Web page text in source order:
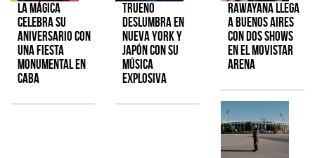
La Mágica
celebra su
aniversario con
una fiesta
monumental en
CABA
TRUENO
deslumbra en
Nueva York y
Japón con su
música
explosiva
Rawayana llega
a Buenos Aires
con dos shows
en el Movistar
Arena